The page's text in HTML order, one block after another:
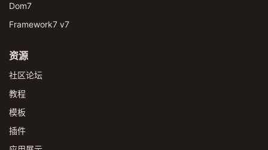
Dom7
Framework7 v7
资源
社区论坛
教程
模板
插件